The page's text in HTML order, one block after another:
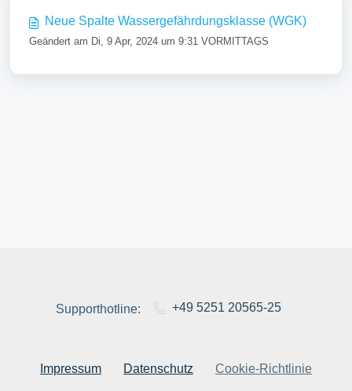
Neue Spalte Wassergefährdungsklasse (WGK)
Geändert am Di, 9 Apr, 2024 um 9:31 VORMITTAGS
Supporthotline: +49 5251 20565-25
Impressum Datenschutz Cookie-Richtlinie